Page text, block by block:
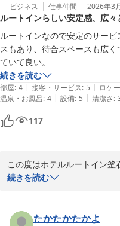
ご投稿いただき誠にありがと
今後も快適にお過ごしいただ
す。
お客様のまたのお越しスタ
季節の変わり目の時期となり
せ。
ホテルルートイン釜石　　佐野
ホテル ルートイン釜石
ビジネス 仕事仲間 2026年3
ルートインらしい安定感、広
ルートインなので安定のサー
スもあり、待合スペースも広
ていて良い。
続きを読む
部屋: 4 | 接客・サービス: 5 | ロケ
温泉・お風呂: 4 | 設備: 5 | 清潔さ:
117
この度はホテルルートイン
ます。
お客様にとって当館が安心
けられるよう、今後もスタ
続きを読む
たかたかたかよ